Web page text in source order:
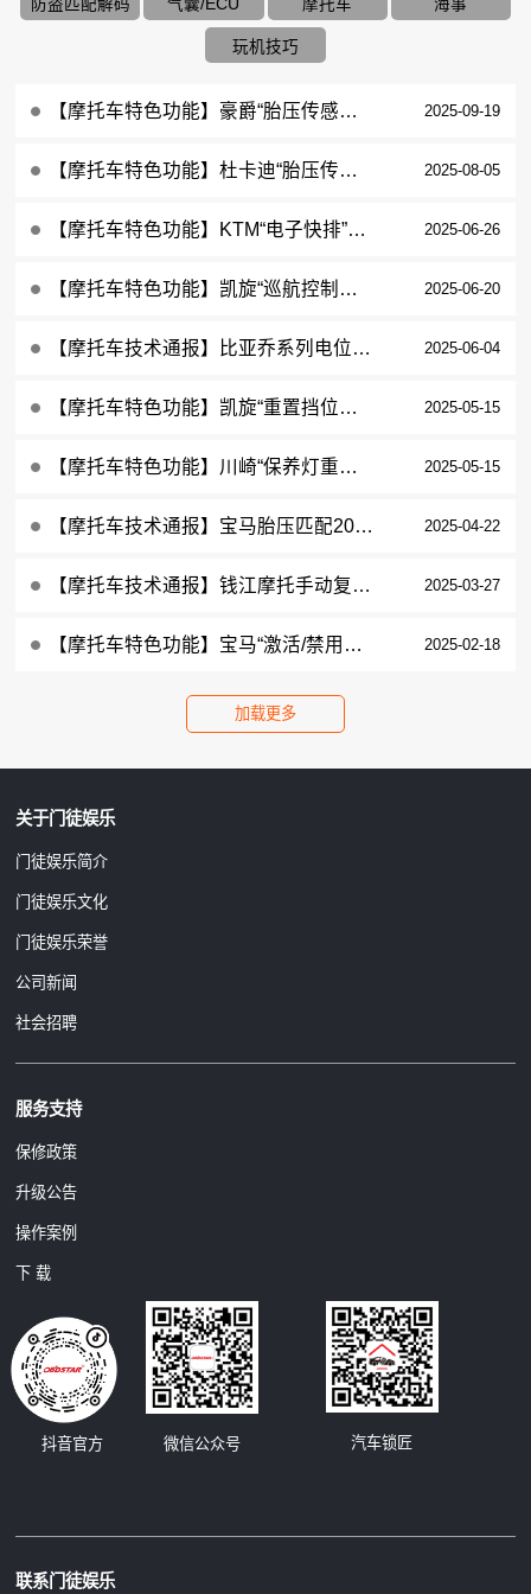
防盗匹配解码 气囊/ECU 摩托车 海事
玩机技巧
【摩托车特色功能】豪爵“胎压传感器学习”特殊功能2023款HJ150T-29操作步骤 2025-09-19
【摩托车特色功能】杜卡迪“胎压传感器匹配”特殊功能2021款Multistrada V4S操作步骤 2025-08-05
【摩托车特色功能】KTM“电子快排”激活匹配特殊功能2020款790 DUKE操作步骤 2025-06-26
【摩托车特色功能】凯旋“巡航控制开关检查”特殊功能2021款Rocket 3操作步骤 2025-06-20
【摩托车技术通报】比亚乔系列电位计重置功能操作教程 2025-06-04
【摩托车特色功能】凯旋“重置挡位传感器”特殊功能2021款Street Triple 765 RS操作步骤 2025-05-15
【摩托车特色功能】川崎“保养灯重置”特殊功能2021款Z900操作步骤 2025-05-15
【摩托车技术通报】宝马胎压匹配2020款R1250GS操作教程 2025-04-22
【摩托车技术通报】钱江摩托手动复位故障指示灯赛600（QJ600GS-3B）、追600（QJ600GS-3A）德尔福ECU系统操作步骤 2025-03-27
【摩托车特色功能】宝马“激活/禁用驶入转速限制”2024款S1000RR特殊功能操作步骤 2025-02-18
关于门徒娱乐
门徒娱乐简介
门徒娱乐文化
门徒娱乐荣誉
公司新闻
社会招聘
服务支持
保修政策
升级公告
操作案例
下 载
微信公众号
抖音官方 汽车锁匠
联系门徒娱乐